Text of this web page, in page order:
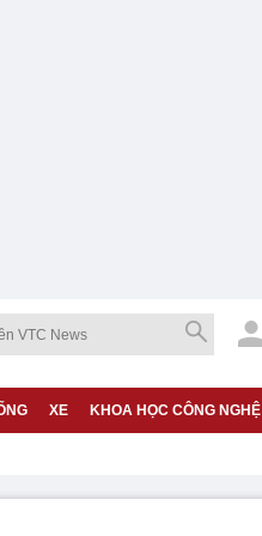
XE KHOA HỌC CÔNG NGHỆ